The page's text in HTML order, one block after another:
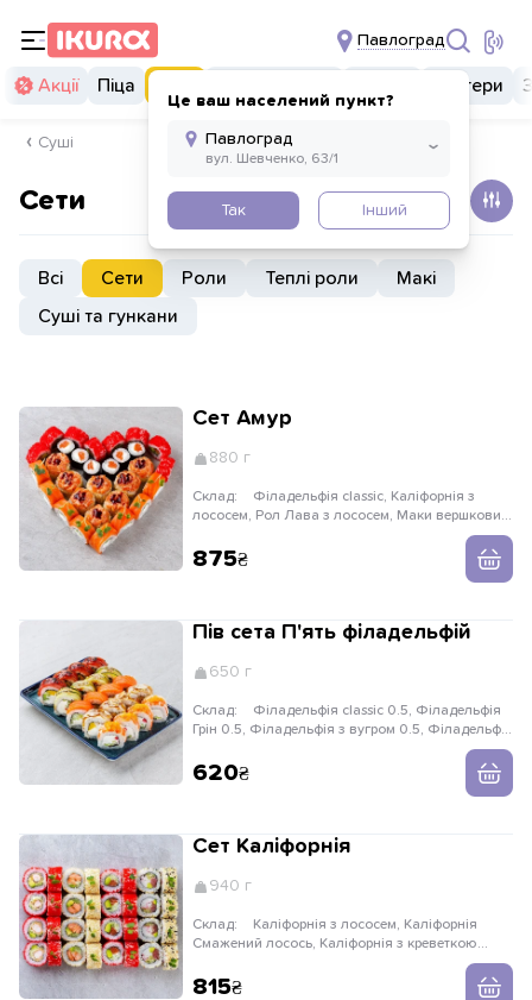
Павлоград
Це ваш населений пункт?
Так Інший
Акції Піца Бургери
Суші
Сети
Всі Сети Роли Теплі роли
Макі
Суші та гункани
Сет Амур
880 г
Склад:
лососем, Рол Лава з лососем, Маки вершковий
875
Пів сета П'ять філадельфій
650 г
Склад:
Грін 0.5, Філадельфія з вугром 0.5, Філадельфія
620
Сет Каліфорнія
940 г
Склад:
Смажений лосось, Каліфорнія з креветкою
815